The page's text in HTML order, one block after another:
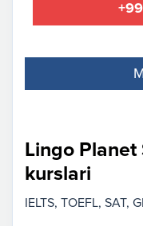
Lingo
kurslari
IELTS TOEFL SAT